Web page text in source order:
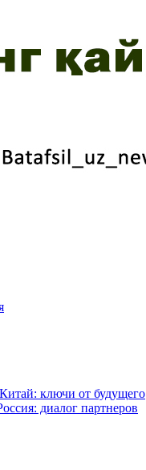
ключи от будущего
диалог партнеров